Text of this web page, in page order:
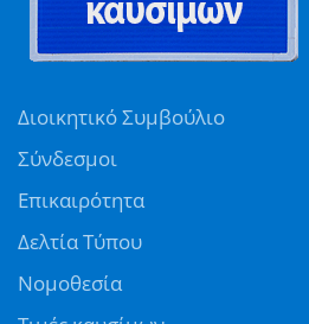
Διοικητικό Συμβούλιο
Σύνδεσμοι
Επικαιρότητα
Δελτία Τύπου
Νομοθεσία